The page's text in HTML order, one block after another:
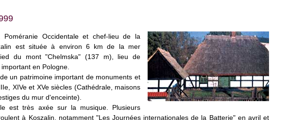
Occidentale et chef-lieu de la
est située à environ 6 km de la mer
du mont "Chelmska" (137 m), lieu de
en Pologne.
un patrimoine important de monuments et
e , XIVeet XVesiècles (Cathédrale, maisons
du mur d'enceinte).
est très axée sur la musique. Plusieurs
à Koszalin, notamment "Les Journées internationales de la Batterie" en avril et